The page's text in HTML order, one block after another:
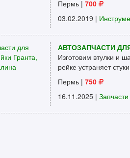
Пермь | 700
03.02.2019 |
АВТОЗАПЧАСТИ
Изготовим втулки и
рейке устраняет
Пермь | 750
16.11.2025 |